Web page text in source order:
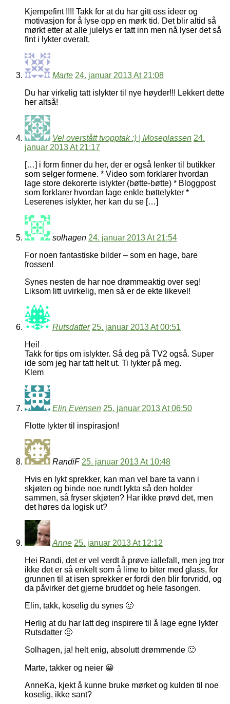
Kjempefint !!!! Takk for at du har gitt oss ideer og
motivasjon for å lyse opp en mørk tid. Det blir altid så
mørkt etter at alle julelys er tatt inn men nå lyser det så
fint i lykter overalt.
Marte 24. januar 2013 At 21:08
Du har virkelig tatt islykter til nye høyder!!! Lekkert dette
her altså!
Vel overstått tvopptak :) | Moseplassen 24.
januar 2013 At 21:17
[…] i form finner du her, der er også lenker til butikker
som selger formene. * Video som forklarer hvordan
lage store dekorerte islykter (bøtte-bøtte) * Bloggpost
som forklarer hvordan lage enkle bøttelykter *
Leserenes islykter, her kan du se […]
solhagen 24. januar 2013 At 21:54
For noen fantastiske bilder – som en hage, bare
frossen!
Synes nesten de har noe drømmeaktig over seg!
Liksom litt uvirkelig, men så er de ekte likevel!
Rutsdatter 25. januar 2013 At 00:51
Hei!
Takk for tips om islykter. Så deg på TV2 også. Super
ide som jeg har tatt helt ut. Ti lykter på meg.
Klem
Elin Evensen 25. januar 2013 At 06:50
Flotte lykter til inspirasjon!
RandiF 25. januar 2013 At 10:48
Hvis en lykt sprekker, kan man vel bare ta vann i
skjøten og binde noe rundt lykta så den holder
sammen, så fryser skjøten? Har ikke prøvd det, men
det høres da logisk ut?
Anne 25. januar 2013 At 12:12
Hei Randi, det er vel verdt å prøve iallefall, men jeg tror
ikke det er så enkelt som å lime to biter med glass, for
grunnen til at isen sprekker er fordi den blir forvridd, og
da påvirker det gjerne bruddet og hele fasongen.
Elin, takk, koselig du synes 🙂
Herlig at du har latt deg inspirere til å lage egne lykter
Rutsdatter 🙂
Solhagen, ja! helt enig, absolutt drømmende 🙂
Marte, takker og neier 😀
AnneKa, kjekt å kunne bruke mørket og kulden til noe
koselig, ikke sant?